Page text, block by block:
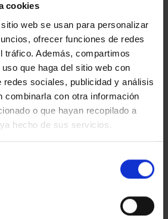
cookies
web se usan para personalizar
ofrecer funciones de redes
tráfico. Además, compartimos
que haga del sitio web con
redes sociales, publicidad y análisis
combinarla con otra información
o que hayan recopilado a
hecho de sus servicios.